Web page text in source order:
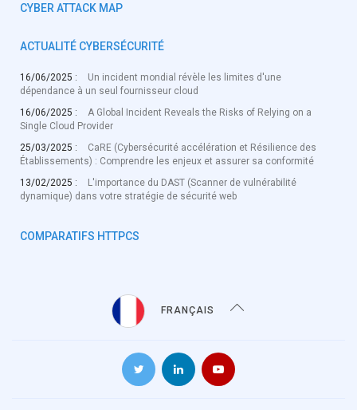
CYBER ATTACK MAP
ACTUALITÉ CYBERSÉCURITÉ
16/06/2025 :
Un incident mondial révèle les limites d'une
dépendance à un seul fournisseur cloud
16/06/2025 :
A Global Incident Reveals the Risks of Relying on a
Single Cloud Provider
25/03/2025 :
CaRE (Cybersécurité accélération et Résilience des
Établissements) : Comprendre les enjeux et assurer sa conformité
13/02/2025 :
L'importance du DAST (Scanner de vulnérabilité
dynamique) dans votre stratégie de sécurité web
COMPARATIFS HTTPCS
FRANÇAIS